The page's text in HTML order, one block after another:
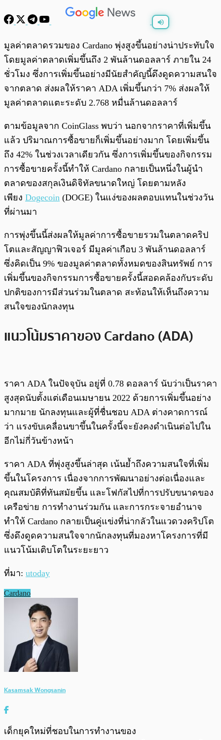
0:00 0:00
มูลค่าตลาดรวมของ Cardano พุ่งสูงขึ้นอย่างน่าประทับใจ
โดยมูลค่าตลาดเพิ่มขึ้นถึง 2 พันล้านดอลลาร์ ภายใน 24
ชั่วโมง ซึ่งการเพิ่มขึ้นอย่างมีนัยสำคัญนี้ดึงดูดความสนใจ
จากตลาด ส่งผลให้ราคา ADA เพิ่มขึ้นกว่า 7% ส่งผลให้
มูลค่าตลาดแตะระดับ 2.768 หมื่นล้านดอลลาร์
ตามข้อมูลจาก CoinGlass พบว่า นอกจากราคาที่เพิ่มขึ้น
แล้ว ปริมาณการซื้อขายก็เพิ่มขึ้นอย่างมาก โดยเพิ่มขึ้น
ถึง 42% ในช่วงเวลาเดียวกัน ซึ่งการเพิ่มขึ้นของกิจกรรม
การซื้อขายครั้งนี้ทำให้ Cardano กลายเป็นหนึ่งในผู้นำ
ตลาดของสกุลเงินดิจิทัลขนาดใหญ่ โดยตามหลัง
เพียง Dogecoin (DOGE) ในแง่ของผลตอบแทนในช่วงวัน
ที่ผ่านมา
การพุ่งขึ้นนี้ส่งผลให้มูลค่าการซื้อขายรวมในตลาดคริป
โตและสัญญาฟิวเจอร์ มีมูลค่าเกือบ 3 พันล้านดอลลาร์
ซึ่งคิดเป็น 9% ของมูลค่าตลาดทั้งหมดของสินทรัพย์ การ
เพิ่มขึ้นของกิจกรรมการซื้อขายครั้งนี้สอดคล้องกับระดับ
ปกติของการมีส่วนร่วมในตลาด สะท้อนให้เห็นถึงความ
สนใจของนักลงทุน
แนวโน้มราคาของ Cardano (ADA)
ราคา ADA ในปัจจุบัน อยู่ที่ 0.78 ดอลลาร์ นับว่าเป็นราคา
สูงสุดนับตั้งแต่เดือนเมษายน 2022 ด้วยการเพิ่มขึ้นอย่าง
มากมาย นักลงทุนและผู้ที่ชื่นชอบ ADA ต่างคาดการณ์
ว่า แรงขับเคลื่อนขาขึ้นในครั้งนี้จะยังคงดำเนินต่อไปใน
อีกไม่กี่วันข้างหน้า
ราคา ADA ที่พุ่งสูงขึ้นล่าสุด เน้นย้ำถึงความสนใจที่เพิ่ม
ขึ้นในโครงการ เนื่องจากการพัฒนาอย่างต่อเนื่องและ
คุณสมบัติที่ทันสมัยขึ้น และโฟกัสไปที่การปรับขนาดของ
เครือข่าย การทำงานร่วมกัน และการกระจายอำนาจ
ทำให้ Cardano กลายเป็นคู่แข่งที่น่ากลัวในแวดวงคริปโต
ซึ่งดึงดูดความสนใจจากนักลงทุนที่มองหาโครงการที่มี
แนวโน้มเติบโตในระยะยาว
ที่มา: utoday
Cardano
Kasamsak Wongsanin
เด็กยุคใหม่ที่ชอบในการทำงานของ